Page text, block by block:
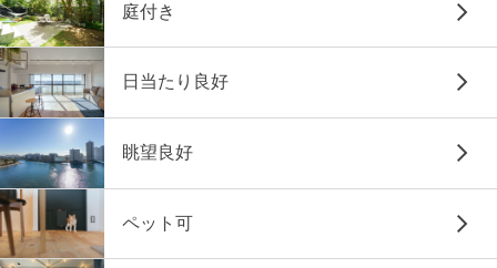
庭付き
日当たり良好
眺望良好
ペット可